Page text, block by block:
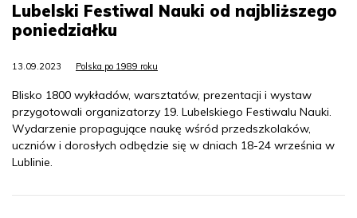
Lubelski Festiwal Nauki od najbliższego
poniedziałku
13.09.2023 Polska po 1989 roku
Blisko 1800 wykładów, warsztatów, prezentacji i wystaw
przygotowali organizatorzy 19. Lubelskiego Festiwalu Nauki.
Wydarzenie propagujące naukę wśród przedszkolaków,
uczniów i dorosłych odbędzie się w dniach 18-24 września w
Lublinie.